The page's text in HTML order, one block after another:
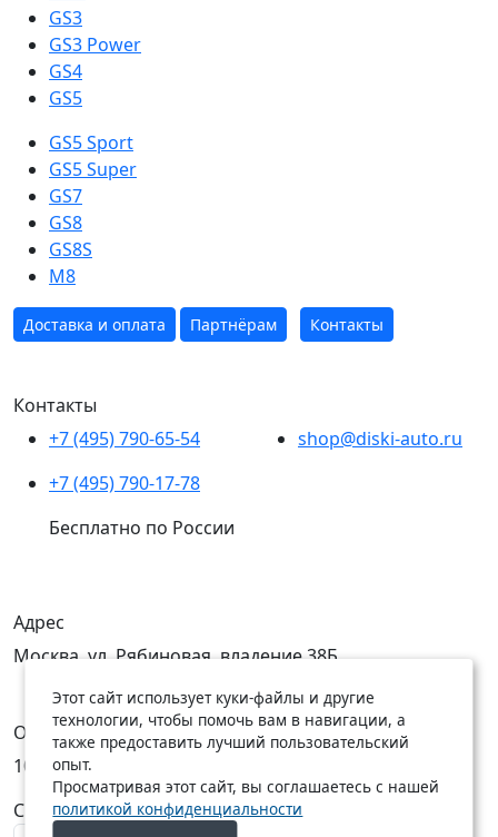
GS3
GS3 Power
GS4
GS5
GS5 Sport
GS5 Super
GS7
GS8
GS8S
M8
Доставка и оплата Партнёрам Контакты
Контакты
+7 (495) 790-65-54
+7 (495) 790-17-78
Бесплатно по России
shop@diski-auto.ru
Адрес
Москва, ул. Рябиновая, владение 38Б
Открыты
10:00 — 19:00
C Пн по Пт
C Сб по Вс
Этот сайт использует куки-файлы и другие
технологии, чтобы помочь вам в навигации, а
также предоставить лучший пользовательский
опыт.
Просматривая этот сайт, вы соглашаетесь с нашей
политикой конфиденциальности